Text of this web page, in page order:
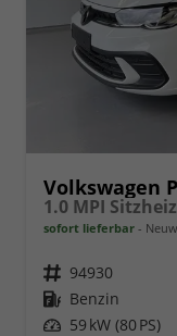
Volkswagen
sofort lieferbar
Fahrzeugnr. 94930
Kraftstoff Benzin
Leistung 59 kW (80 PS)